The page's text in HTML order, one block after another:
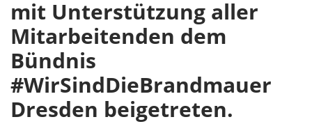
mit Unterstützung aller
Mitarbeitenden dem
Bündnis
#WirSindDieBrandmauer
Dresden beigetreten.